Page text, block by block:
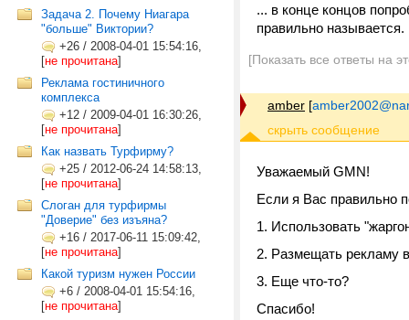
Задача 2. Почему Ниагара
"больше" Виктории?
+26 / 2008-04-01 15:54:16,
[не прочитана]
Реклама гостиничного
комплекса
+12 / 2009-04-01 16:30:26,
[не прочитана]
Как назвать Турфирму?
+25 / 2012-06-24 14:58:13,
[не прочитана]
Слоган для турфирмы
"Доверие" без изъяна?
+16 / 2017-06-11 15:09:42,
[не прочитана]
Какой туризм нужен России
+6 / 2008-04-01 15:54:16,
[не прочитана]
... в конце концов
правильно называется.
[Показать все ответы на
amber [
Уважаемый GMN!
Если я Вас правильно
1. Использовать
2. Размещать рекламу
3. Еще что-то?
Спасибо!